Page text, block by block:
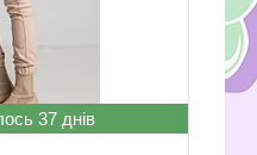
37 днів